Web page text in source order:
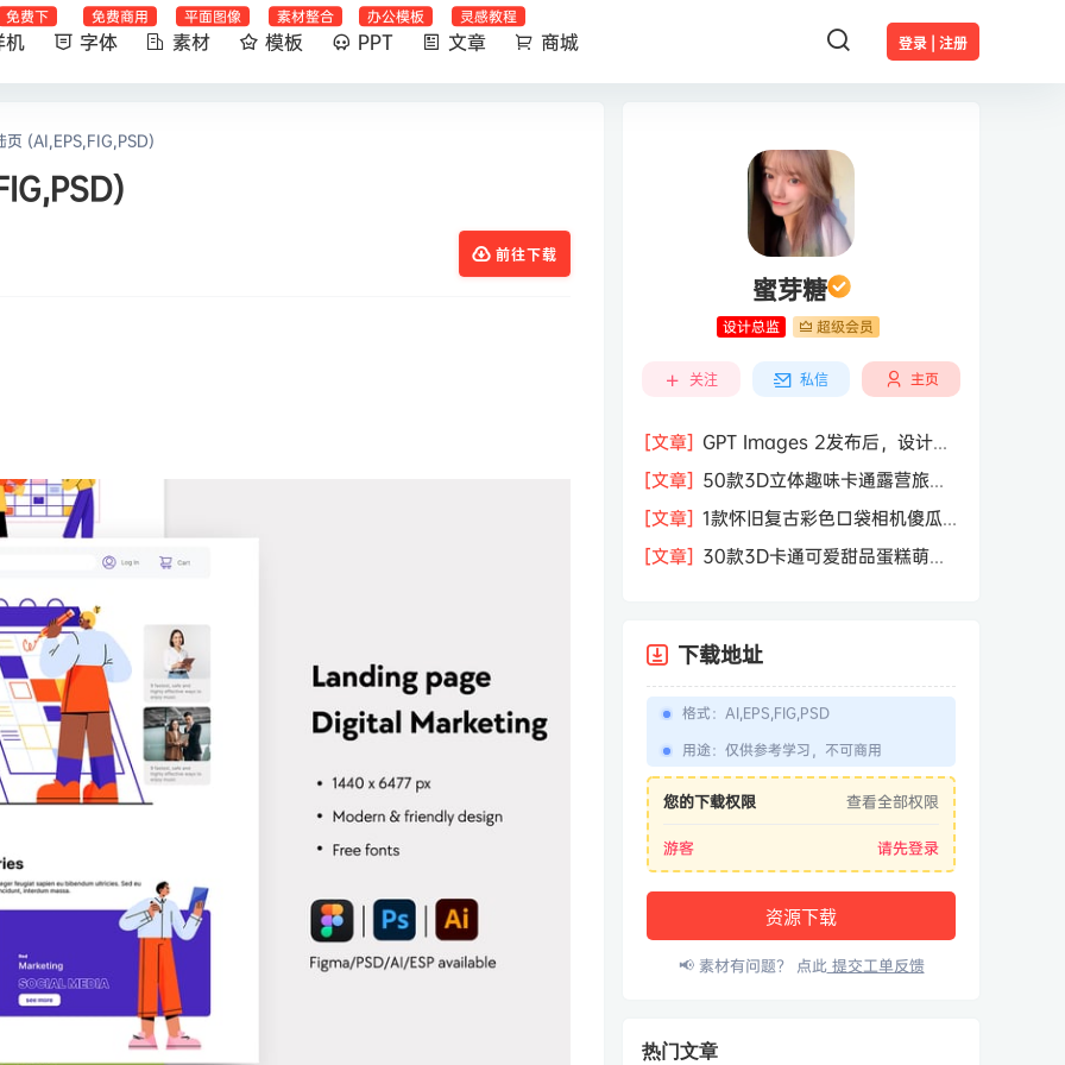
登录 | 注册
机
免费下
字体
免费商用
素材
平面图像
模板
素材整合
PPT
办公模板
文章
灵感教程
商城
页 (AI,EPS,FIG,PSD)
前往下载
蜜芽糖
设计总监 超级会员
关注 私信 主页
[文章] GPT Images 2发布后，设计行
业的天真的塌了？
[文章] 50款3D立体趣味卡通露营旅行
度假旅游装备插图插画PNG免抠图片素
材图
[文章] 1款怀旧复古彩色口袋相机傻瓜
相机屏幕模型PSD模板样机效果图素材
[文章] 30款3D卡通可爱甜品蛋糕萌趣
下载地址
格式： AI,EPS,FIG,PSD
用途： 仅供参考学习，不可商用
您的下载权限 查看全部权限
游客 请先登录
资源下载
📢 素材有问题？ 点此提交工单反馈
热门文章